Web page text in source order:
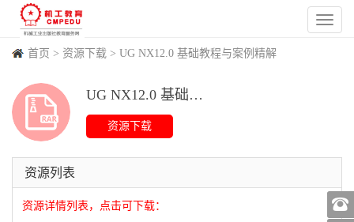
首页 > 资源下载 > UG NX12.0 基础教程与案例精解
UG NX12.0 基础教程与案例精解 资源
资源列表
资源详情列表，点击可下载：